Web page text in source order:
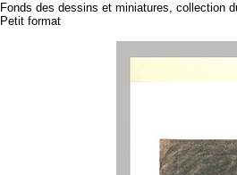
Fonds des dessins et miniatures, collection
Petit format